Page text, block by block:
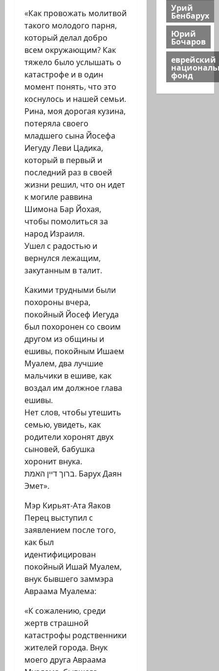
«Как провожать молитвой
такого молодого парня,
который делал добро
всем окружающим? Как
тяжело было услышать о
катастрофе и в один
момент понять, что это
коснулось и нашей семьи.
Рина, моя дорогая кузина,
потеряла своего
младшего сына Йосефа
Иегуду Леви Цадика,
который в первый и
последний раз в своей
жизни решил, что он идет
к могиле раввина
Шимона Бар Йохая,
чтобы помолиться за
народ Израиля.
Ушел с радостью и
вернулся лежащим,
закутанным в талит.
Какими трудными были
похороны вчера,
покойный Йосеф Иегуда
был похоронен со своим
другом из общины и
ешивы, покойным Ишаем
Муалем, два лучшие
мальчики в ешиве, как
воздал им должное глава
ешивы.
Нет слов, чтобы утешить
семью, увидеть, как
родители хоронят двух
сыновей, бабушка
хоронит внука.
ברוך דיין האמת. Барух Даян
Эмет».
Мэр Кирьят-Ата Яаков
Перец выступил с
заявлением после того,
как был
идентифицирован
покойный Ишай Муалем,
внук бывшего заммэра
Авраама Муалема:
«К сожалению, среди
жертв страшной
катастрофы родственники
жителей города. Внук
моего друга Авраама
Урий
Бенбарух
Юрий
Бочаров
еврейский
фонд